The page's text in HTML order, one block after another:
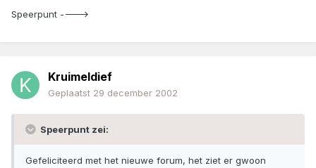
Speerpunt ---->
Kruimeldief
Geplaatst 29 december 2002
Speerpunt zei:
Gefeliciteerd met het nieuwe forum, het ziet er gwoon